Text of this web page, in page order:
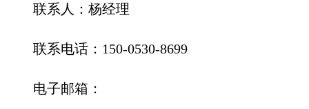
联系人： 杨经理
联系电话： 150-0530-8699
电子邮箱：